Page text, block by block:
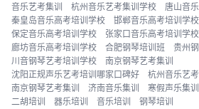
音乐艺考集训 杭州音乐艺考集训学校
唐山音
秦皇岛音乐高考培训学校
邯郸音乐高考培训学校
保定音乐高考培训学校
张家口音乐高考培训学校
廊坊音乐高考培训学校
合肥钢琴培训班
贵州
川音钢琴艺考培训学校
南京钢琴艺考集训
沈阳正规声乐艺考培训哪家口碑好
杭州音乐艺
南京钢琴艺考集训
济南音乐集训 寒假声乐集
二胡培训
器乐培训 音乐培训 钢琴培训